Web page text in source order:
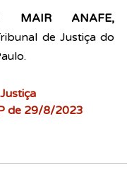
MAIR ANAFE,
de Justiça do
de 29/8/2023